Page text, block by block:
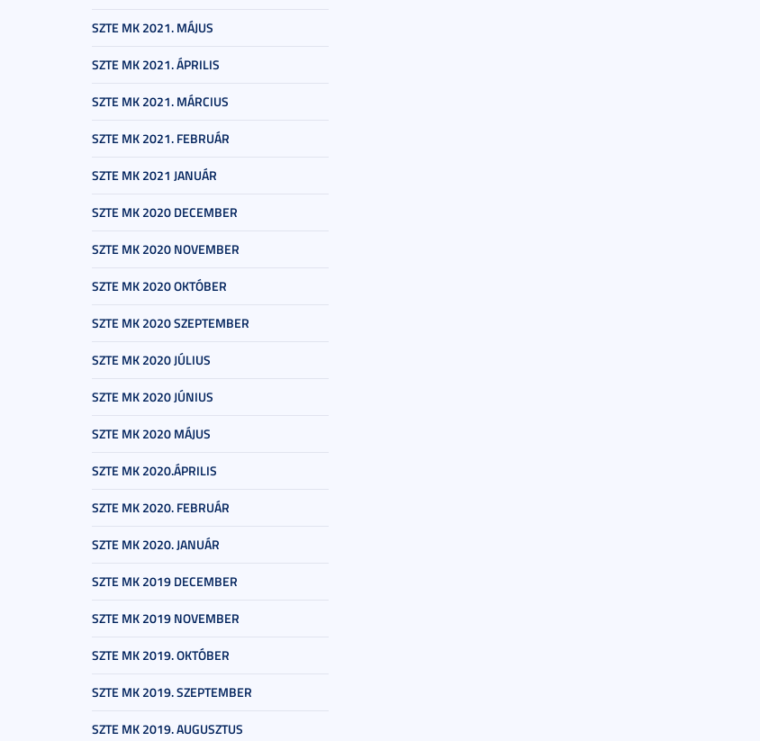
SZTE MK 2021. MÁJUS
SZTE MK 2021. ÁPRILIS
SZTE MK 2021. MÁRCIUS
SZTE MK 2021. FEBRUÁR
SZTE MK 2021 JANUÁR
SZTE MK 2020 DECEMBER
SZTE MK 2020 NOVEMBER
SZTE MK 2020 OKTÓBER
SZTE MK 2020 SZEPTEMBER
SZTE MK 2020 JÚLIUS
SZTE MK 2020 JÚNIUS
SZTE MK 2020 MÁJUS
SZTE MK 2020.ÁPRILIS
SZTE MK 2020. FEBRUÁR
SZTE MK 2020. JANUÁR
SZTE MK 2019 DECEMBER
SZTE MK 2019 NOVEMBER
SZTE MK 2019. OKTÓBER
SZTE MK 2019. SZEPTEMBER
SZTE MK 2019. AUGUSZTUS